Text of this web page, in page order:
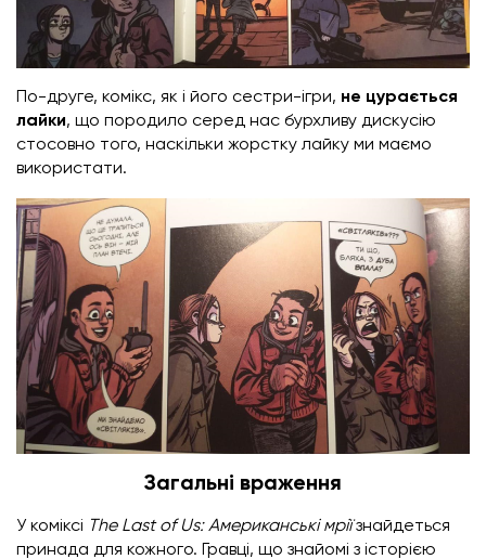
По-друге, комікс, як і його сестри-ігри, не цурається
лайки, що породило серед нас бурхливу дискусію
стосовно того, наскільки жорстку лайку ми маємо
використати.
Загальні враження
У коміксі The Last of Us: Американські мріїзнайдеться
принада для кожного. Гравці, що знайомі з історією